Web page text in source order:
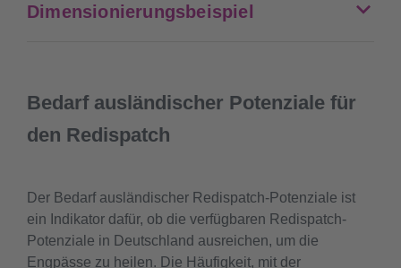
Dimensionierungsbeispiel
Bedarf ausländischer Potenziale für
den Redispatch
Der Bedarf ausländischer Redispatch-Potenziale ist
ein Indikator dafür, ob die verfügbaren Redispatch-
Potenziale in Deutschland ausreichen, um die
Engpässe zu heilen. Die Häufigkeit, mit der